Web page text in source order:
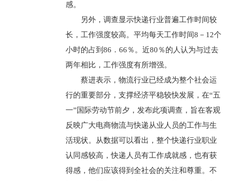
感。
另外，调查显示快递行业普遍工作时间较
长，工作强度较高。平均每天工作时间8－12个
小时的占到86．66％。近80％的人认为与过去
两年相比，工作强度有所增强。
蔡进表示，物流行业已经成为整个社会运
行的重要部分，支撑经济平稳较快发展，在“五
一”国际劳动节前夕，发布此项调查，旨在客观
反映广大电商物流与快递从业人员的工作与生
活现状。从数据可以看出，整个快递行业职业
认同感较高，快递人员有工作成就感，也有获
得感，他们应该得到全社会的关注和尊重。不